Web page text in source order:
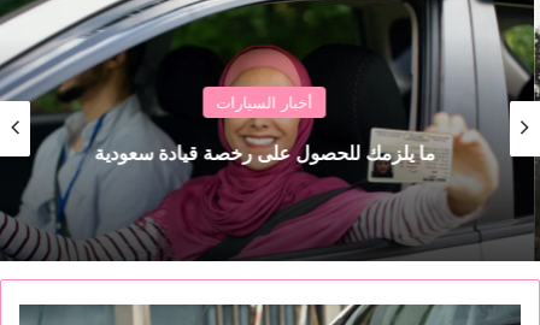
أخبار السيارات
ما يلزمك للحصول على رخصة قيادة سعودية